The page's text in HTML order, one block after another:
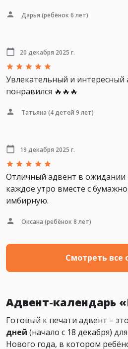
Дарья (ребёнок 6 лет)
20 декабря 2025 г.
Увлекательный и интересный
понравился 🔥🔥🔥
Татьяна (4 детей 9 лет)
19 декабря 2025 г.
Отличный адвент в ожидании
каждое утро вместе с
имбирную.
Оксана (ребёнок 8 лет)
Смотреть все
Адвент-календарь
Готовый к печати адвент –
дней (начало с 18 декабря)
Нового года, в котором